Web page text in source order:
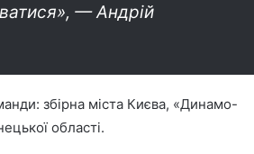
— Андрій
збірна міста Києва, «Динамо-
області.
порога до виходу
Чим відрізняються кросівки, кеди та